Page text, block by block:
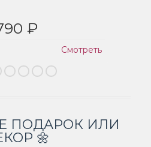
₽
Смотреть
ПОДАРОК ИЛИ
🌼